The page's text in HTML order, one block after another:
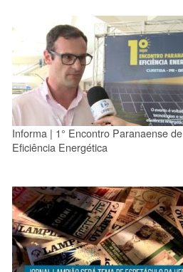
Informa | 1° Encontro Paranaense de
Eficiência Energética